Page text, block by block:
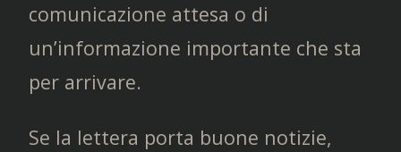
comunicazione attesa o di
un’informazione importante che sta
per arrivare.
Se la lettera porta buone notizie,